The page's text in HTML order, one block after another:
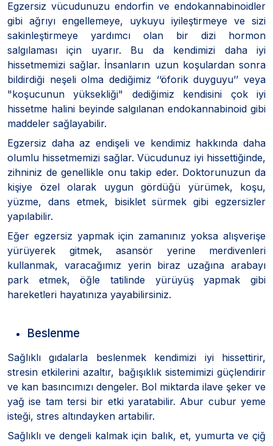
Egzersiz vücudunuzu endorfin ve endokannabinoidler
gibi ağrıyı engellemeye, uykuyu iyileştirmeye ve sizi
sakinleştirmeye yardımcı olan bir dizi hormon
salgılaması için uyarır. Bu da kendimizi daha iyi
hissetmemizi sağlar. İnsanların uzun koşulardan sonra
bildirdiği neşeli olma dediğimiz ‘‘öforik duyguyu’’ veya
"koşucunun yüksekliği" dediğimiz kendisini çok iyi
hissetme halini beyinde salgılanan endokannabinoid gibi
maddeler sağlayabilir.
Egzersiz daha az endişeli ve kendimiz hakkında daha
olumlu hissetmemizi sağlar. Vücudunuz iyi hissettiğinde,
zihniniz de genellikle onu takip eder. Doktorunuzun da
kişiye özel olarak uygun gördüğü yürümek, koşu,
yüzme, dans etmek, bisiklet sürmek gibi egzersizler
yapılabilir.
Eğer egzersiz yapmak için zamanınız yoksa alışverişe
yürüyerek gitmek, asansör yerine merdivenleri
kullanmak, varacağımız yerin biraz uzağına arabayı
park etmek, öğle tatilinde yürüyüş yapmak gibi
hareketleri hayatınıza yayabilirsiniz.
Beslenme
Sağlıklı gıdalarla beslenmek kendimizi iyi hissettirir,
stresin etkilerini azaltır, bağışıklık sistemimizi güçlendirir
ve kan basıncımızı dengeler. Bol miktarda ilave şeker ve
yağ ise tam tersi bir etki yaratabilir. Abur cubur yeme
isteği, stres altındayken artabilir.
Sağlıklı ve dengeli kalmak için balık, et, yumurta ve çiğ